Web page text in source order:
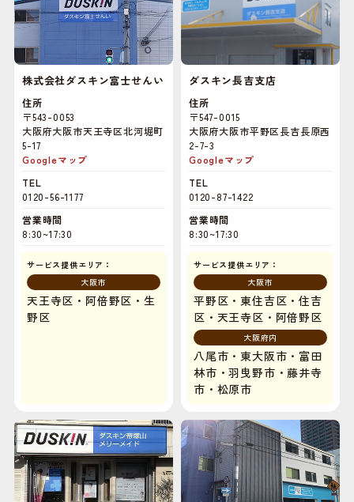
株式会社ダスキン富士せんい
住所
〒543-0053
大阪府大阪市天王寺区北河堀町
5-17
Googleマップ
TEL
0120-56-1177
営業時間
8:30~17:30
サービス提供エリア：
大阪市
天王寺区・阿倍野区・生
野区
ダスキン長吉支店
住所
〒547-0015
大阪府大阪市平野区長吉長原西
2-7-3
Googleマップ
TEL
0120-87-1422
営業時間
8:30~17:30
サービス提供エリア：
大阪市
平野区・東住吉区・住吉
区・天王寺区・阿倍野区
大阪府内
八尾市・東大阪市・富田
林市・羽曳野市・藤井寺
市・松原市